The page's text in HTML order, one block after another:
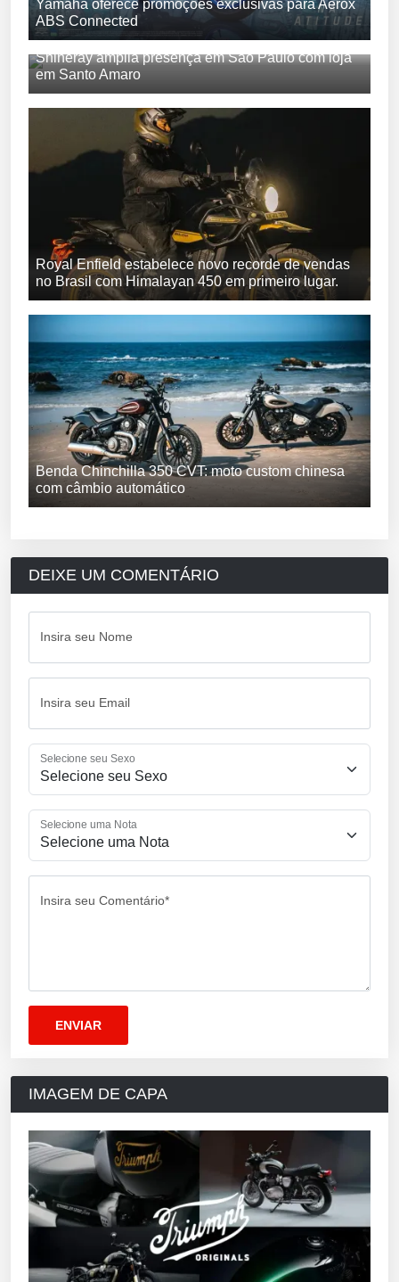
Yamaha oferece promoções exclusivas para Aerox
ABS Connected
Shineray amplia presença em São Paulo com loja
em Santo Amaro
Royal Enfield estabelece novo recorde de vendas
no Brasil com Himalayan 450 em primeiro lugar.
Benda Chinchilla 350 CVT: moto custom chinesa
com câmbio automático
DEIXE UM COMENTÁRIO
Insira seu Nome
Insira seu Email
Selecione seu Sexo
Selecione uma Nota
Insira seu Comentário*
IMAGEM DE CAPA